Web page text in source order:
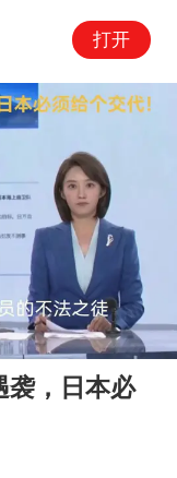
打开
03:29
袭，日本必